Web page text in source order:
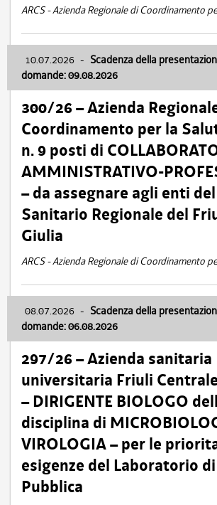
ARCS - Azienda Regionale di Coordinamento
10.07.2026 - Scadenza della
domande: 09.08.2026
300/26 – Azienda
Coordinamento per la
n. 9 posti di
AMMINISTRATIVO-
– da assegnare agli enti
Sanitario Regionale del
Giulia
ARCS - Azienda Regionale di Coordinamento
08.07.2026 - Scadenza della
domande: 06.08.2026
297/26 – Azienda sanitaria
universitaria Friuli
– DIRIGENTE BIOLOGO
disciplina di
VIROLOGIA – per le
esigenze del Laboratorio
Pubblica